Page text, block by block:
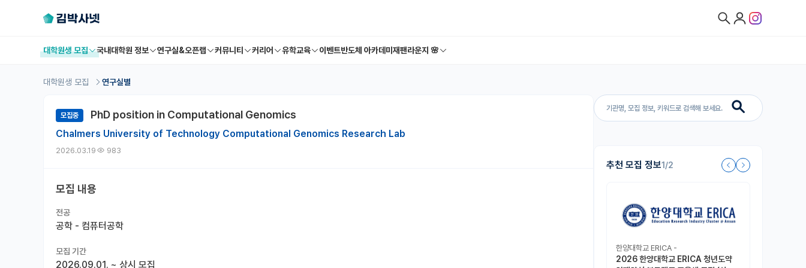
대학원생 모집 국내대학원 정보 연구실&오픈랩 커뮤니티 커리어 유학교육 이벤트반도체 아카데미 재팬라운지 🌸
대학원생 모집 연구실별
추천 모집 정보1/2
한양대학교 ERICA -
2026 한양대학교 ERICA 청년도약
모집중 PhD position in Computational Genomics
Chalmers University of Technology Computational Genomics Research Lab
2026.03.19 983
모집 내용
전공
공학 - 컴퓨터공학
모집 기간
2026.09.01. ~ 상시 모집